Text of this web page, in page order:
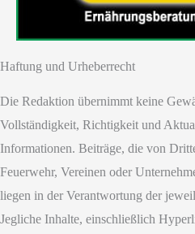
Haftung und Urheberrecht
Die Redaktion übernimmt keine
Vollständigkeit, Richtigkeit und
Informationen. Beiträge, die von
Feuerwehr, Vereinen oder
liegen in der Verantwortung der
Jegliche Inhalte, einschließlich